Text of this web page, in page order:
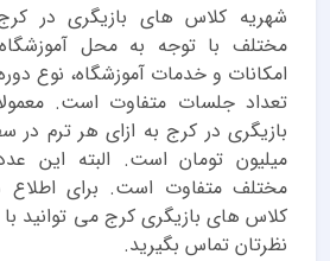
شهریه کلاس های بازیگری در
مختلف با توجه به محل
امکانات و خدمات آموزشگاه، نوع
تعداد جلسات متفاوت است.
میلیون تومان است. البته این
مختلف متفاوت است. برای اطلاع
کلاس های بازیگری کرج می توانید با
نظرتان تماس بگیرید.